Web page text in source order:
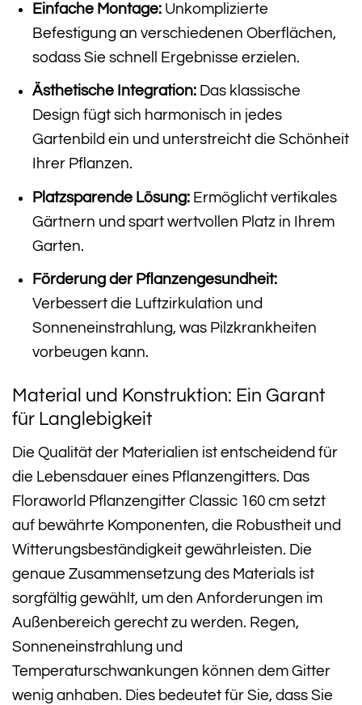
Einfache Montage:Unkomplizierte
Befestigung an verschiedenen Oberflächen,
sodass Sie schnell Ergebnisse erzielen.
Ästhetische Integration:Das klassische
Design fügt sich harmonisch in jedes
Gartenbild ein und unterstreicht die Schönheit
Ihrer Pflanzen.
Platzsparende Lösung:Ermöglicht vertikales
Gärtnern und spart wertvollen Platz in Ihrem
Garten.
Förderung der Pflanzengesundheit:
Verbessert die Luftzirkulation und
Sonneneinstrahlung, was Pilzkrankheiten
vorbeugen kann.
Material und Konstruktion: Ein Garant
für Langlebigkeit
Die Qualität der Materialien ist entscheidend für
die Lebensdauer eines Pflanzengitters. Das
Floraworld Pflanzengitter Classic 160 cm setzt
auf bewährte Komponenten, die Robustheit und
Witterungsbeständigkeit gewährleisten. Die
genaue Zusammensetzung des Materials ist
sorgfältig gewählt, um den Anforderungen im
Außenbereich gerecht zu werden. Regen,
Sonneneinstrahlung und
Temperaturschwankungen können dem Gitter
wenig anhaben. Dies bedeutet für Sie, dass Sie